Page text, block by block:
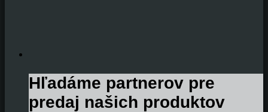
Hľadáme partnerov pre
predaj našich produktov